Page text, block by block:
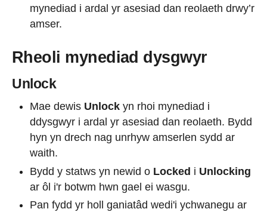
mynediad i ardal yr asesiad dan reolaeth drwy’r
amser.
Rheoli mynediad dysgwyr
Unlock
Mae dewis Unlock yn rhoi mynediad i
ddysgwyr i ardal yr asesiad dan reolaeth. Bydd
hyn yn drech nag unrhyw amserlen sydd ar
waith.
Bydd y statws yn newid o Locked i Unlocking
ar ôl i'r botwm hwn gael ei wasgu.
Pan fydd yr holl ganiatâd wedi'i ychwanegu ar